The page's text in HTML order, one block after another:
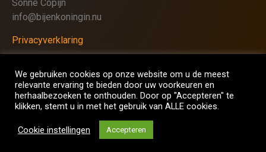
Sonne Copijn
info@bijenkoningin.nu
Privacyverklaring
© Bijenkoningin.nu | alle rechten voorbehouden
We gebruiken cookies op onze website om u de meest
relevante ervaring te bieden door uw voorkeuren en
herhaalbezoeken te onthouden. Door op "Accepteren" te
klikken, stemt u in met het gebruik van ALLE cookies.
Cookie instellingen Accepteren